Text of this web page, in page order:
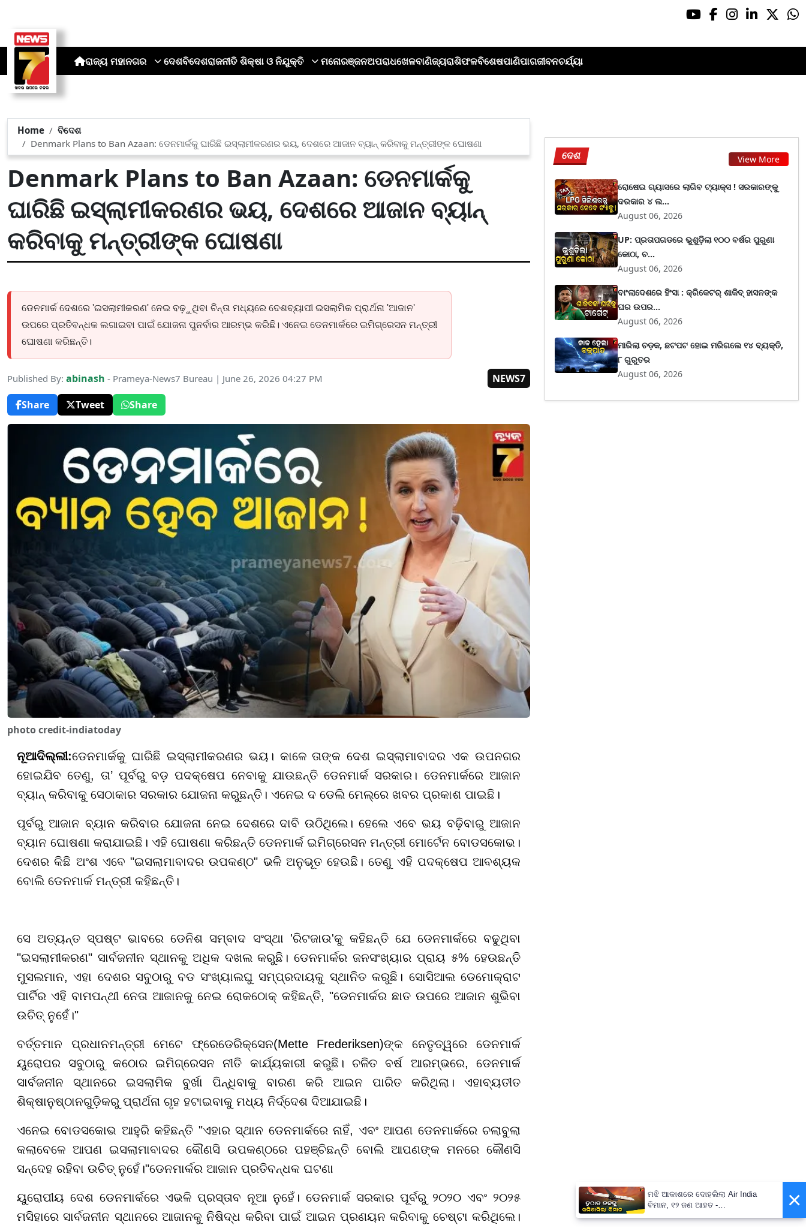
ରାଜ୍ୟ ମହାନଗର ଦେଶବିଦେଶରାଜନୀତି ଶିକ୍ଷା ଓ ନିଯୁକ୍ତି ମନୋରଞ୍ଜନଅପରାଧଖେଳବାଣିଜ୍ୟରାଶିଫଳବିଶେଷପାଣିପାଗଜୀବନଚର୍ଯ୍ୟା
Home
ବିଦେଶ
Denmark Plans to Ban Azaan: ଡେନମାର୍କକୁ ଘାରିଛି ଇସ୍ଲାମୀକରଣର ଭୟ, ଦେଶରେ ଆଜାନ ବ୍ୟାନ୍ କରିବାକୁ ମନ୍ତ୍ରୀଙ୍କ ଘୋଷଣା
Denmark Plans to Ban Azaan: ଡେନମାର୍କକୁ
ଘାରିଛି ଇସ୍ଲାମୀକରଣର ଭୟ, ଦେଶରେ ଆଜାନ ବ୍ୟାନ୍
କରିବାକୁ ମନ୍ତ୍ରୀଙ୍କ ଘୋଷଣା
ଡେନମାର୍କ ଦେଶରେ 'ଇସଲାମୀକରଣ' ନେଇ ବଢ଼ୁଥିବା ଚିନ୍ତା ମଧ୍ୟରେ ଦେଶବ୍ୟାପୀ ଇସଲାମିକ ପ୍ରାର୍ଥନା 'ଆଜାନ'
ଉପରେ ପ୍ରତିବନ୍ଧକ ଲଗାଇବା ପାଇଁ ଯୋଜନା ପୁନର୍ବାର ଆରମ୍ଭ କରିଛି। ଏନେଇ ଡେନମାର୍କରେ ଇମିଗ୍ରେସନ ମନ୍ତ୍ରୀ
ଘୋଷଣା କରିଛନ୍ତି।
Published By: abinash - Prameya-News7 Bureau | June 26, 2026 04:27 PM
NEWS7
Share
Tweet Share
photo credit-indiatoday
ନୂଆଦିଲ୍ଲୀ:ଡେନମାର୍କକୁ ଘାରିଛି ଇସ୍ଲାମୀକରଣର ଭୟ। କାଳେ ତାଙ୍କ ଦେଶ ଇସ୍ଲାମାବାଦର ଏକ ଉପନଗର
ହୋଇଯିବ ତେଣୁ, ତା’ ପୂର୍ବରୁ ବଡ଼ ପଦକ୍ଷେପ ନେବାକୁ ଯାଉଛନ୍ତି ଡେନମାର୍କ ସରକାର। ଡେନମାର୍କରେ ଆଜାନ
ବ୍ୟାନ୍ କରିବାକୁ ସେଠାକାର ସରକାର ଯୋଜନା କରୁଛନ୍ତି। ଏନେଇ ଦ ଡେଲି ମେଲ୍ରେ ଖବର ପ୍ରକାଶ ପାଇଛି।
ପୂର୍ବରୁ ଆଜାନ ବ୍ୟାନ କରିବାର ଯୋଜନା ନେଇ ଦେଶରେ ଦାବି ଉଠିଥିଲେ। ହେଲେ ଏବେ ଭୟ ବଢ଼ିବାରୁ ଆଜାନ
ବ୍ୟାନ ଘୋଷଣା କରାଯାଇଛି। ଏହି ଘୋଷଣା କରିଛନ୍ତି ଡେନମାର୍କ ଇମିଗ୍ରେସନ ମନ୍ତ୍ରୀ ମୋର୍ଟେନ ବୋଡସକୋଭ।
ଦେଶର କିଛି ଅଂଶ ଏବେ "ଇସଲାମାବାଦର ଉପକଣ୍ଠ" ଭଳି ଅନୁଭୂତ ହେଉଛି। ତେଣୁ ଏହି ପଦକ୍ଷେପ ଆବଶ୍ୟକ
ବୋଲି ଡେନମାର୍କ ମନ୍ତ୍ରୀ କହିଛନ୍ତି।
ସେ ଅତ୍ୟନ୍ତ ସ୍ପଷ୍ଟ ଭାବରେ ଡେନିଶ ସମ୍ବାଦ ସଂସ୍ଥା 'ରିଟଜାଉ'କୁ କହିଛନ୍ତି ଯେ ଡେନମାର୍କରେ ବଢୁଥିବା
"ଇସଲାମୀକରଣ" ସାର୍ବଜନୀନ ସ୍ଥାନକୁ ଅଧିକ ଦଖଲ କରୁଛି। ଡେନମାର୍କର ଜନସଂଖ୍ୟାର ପ୍ରାୟ ୫% ହେଉଛନ୍ତି
ମୁସଲମାନ, ଏହା ଦେଶର ସବୁଠାରୁ ବଡ ସଂଖ୍ୟାଲଘୁ ସମ୍ପ୍ରଦାୟକୁ ସ୍ଥାନିତ କରୁଛି। ସୋସିଆଲ ଡେମୋକ୍ରାଟ
ପାର୍ଟିର ଏହି ବାମପନ୍ଥୀ ନେତା ଆଜାନକୁ ନେଇ ରୋକଠୋକ୍ କହିଛନ୍ତି, "ଡେନମାର୍କର ଛାତ ଉପରେ ଆଜାନ ଶୁଭିବା
ଉଚିତ୍ ନୁହେଁ।"
ବର୍ତ୍ତମାନ ପ୍ରଧାନମନ୍ତ୍ରୀ ମେଟେ ଫ୍ରେଡେରିକ୍ସେନ(Mette Frederiksen)ଙ୍କ ନେତୃତ୍ୱରେ ଡେନମାର୍କ
ୟୁରୋପର ସବୁଠାରୁ କଠୋର ଇମିଗ୍ରେସନ ନୀତି କାର୍ଯ୍ୟକାରୀ କରୁଛି। ଚଳିତ ବର୍ଷ ଆରମ୍ଭରେ, ଡେନମାର୍କ
ସାର୍ବଜନୀନ ସ୍ଥାନରେ ଇସଲାମିକ ବୁର୍ଖା ପିନ୍ଧିବାକୁ ବାରଣ କରି ଆଇନ ପାରିତ କରିଥିଲା। ଏହାବ୍ୟତୀତ
ଶିକ୍ଷାନୁଷ୍ଠାନଗୁଡ଼ିକରୁ ପ୍ରାର୍ଥନା ଗୃହ ହଟାଇବାକୁ ମଧ୍ୟ ନିର୍ଦ୍ଦେଶ ଦିଆଯାଇଛି।
ଏନେଇ ବୋଡସକୋଭ ଆହୁରି କହିଛନ୍ତି "ଏହାର ସ୍ଥାନ ଡେନମାର୍କରେ ନାହିଁ, ଏବଂ ଆପଣ ଡେନମାର୍କରେ ଚଲାବୁଲା
କଲାବେଳେ ଆପଣ ଇସଲାମାବାଦର କୌଣସି ଉପକଣ୍ଠରେ ପହଞ୍ଚିଛନ୍ତି ବୋଲି ଆପଣଙ୍କ ମନରେ କୌଣସି
ସନ୍ଦେହ ରହିବା ଉଚିତ୍ ନୁହେଁ।"ଡେନମାର୍କର ଆଜାନ ପ୍ରତିବନ୍ଧକ ଘଟଣା
ୟୁରୋପୀୟ ଦେଶ ଡେନମାର୍କରେ ଏଭଳି ପ୍ରସ୍ତାବ ନୂଆ ନୁହେଁ। ଡେନମାର୍କ ସରକାର ପୂର୍ବରୁ ୨୦୨୦ ଏବଂ ୨୦୨୫
ମସିହାରେ ସାର୍ବଜନୀନ ସ୍ଥାନରେ ଆଜାନକୁ ନିଷିଦ୍ଧ କରିବା ପାଇଁ ଆଇନ ପ୍ରଣୟନ କରିବାକୁ ଚେଷ୍ଟା କରିଥିଲେ।
ଦେଶ View More
ରୋଷେଇ ଗ୍ୟାସରେ ଲାଗିବ ଟ୍ୟାକ୍ସ ! ସରକାରଙ୍କୁ
ଦରକାର ୪ ଲ...
August 06, 2026
UP: ପ୍ରତାପଗଡରେ ଭୁଶୁଡ଼ିଲା ୧୦୦ ବର୍ଷର ପୁରୁଣା
କୋଠା, ଚ...
August 06, 2026
ବାଂଲାଦେଶରେ ହିଂସା : କ୍ରିକେଟର୍ ଶାକିବ୍ ହାସନଙ୍କ
ଘର ଉପର...
August 06, 2026
ମାରିଲା ଚଡ଼କ, ଛଟପଟ ହୋଇ ମରିଗଲେ ୧୪ ବ୍ୟକ୍ତି,
୮ ଗୁରୁତର
August 06, 2026
×
ମଝି ଆକାଶରେ ଦୋହଲିଲା Air India
ବିମାନ, ୧୨ ଜଣ ଆହତ -
PrameyaNews7